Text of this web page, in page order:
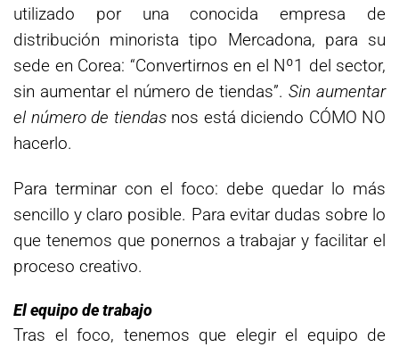
utilizado por una conocida empresa de
distribución minorista tipo Mercadona, para su
sede en Corea: “Convertirnos en el Nº1 del sector,
sin aumentar el número de tiendas”.Sin aumentar
el número de tiendasnos está diciendo CÓMO NO
hacerlo.
Para terminar con el foco: debe quedar lo más
sencillo y claro posible. Para evitar dudas sobre lo
que tenemos que ponernos a trabajar y facilitar el
proceso creativo.
El equipo de trabajo
Tras el foco, tenemos que elegir el equipo de